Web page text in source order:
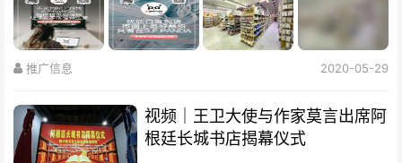
推广信息 2020-05-29
视频｜王卫大使与作家莫言出席阿
根廷长城书店揭幕仪式